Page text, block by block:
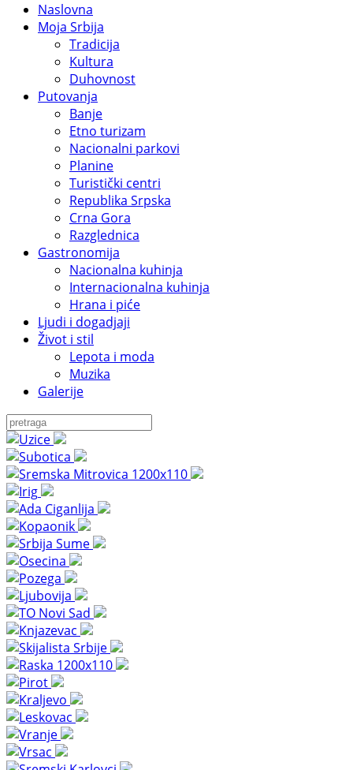
Naslovna
Moja Srbija
Tradicija
Kultura
Duhovnost
Putovanja
Banje
Etno turizam
Nacionalni parkovi
Planine
Turistički centri
Republika Srpska
Crna Gora
Razglednica
Gastronomija
Nacionalna kuhinja
Internacionalna kuhinja
Hrana i piće
Ljudi i dogadjaji
Život i stil
Lepota i moda
Muzika
Galerije